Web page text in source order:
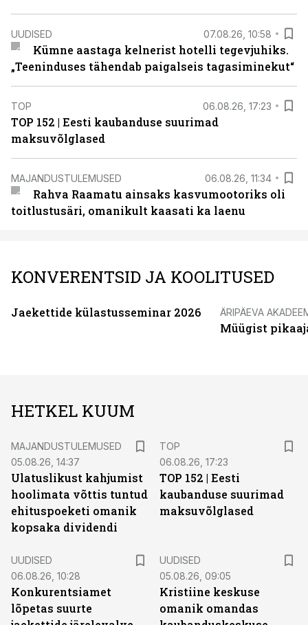
UUDISED 07.08.26, 10:58
Kümne aastaga kelnerist hotelli tegevjuhiks.
„Teeninduses tähendab paigalseis tagasiminekut“
TOP 06.08.26, 17:23
TOP 152 | Eesti kaubanduse suurimad
maksuvõlglased
MAJANDUSTULEMUSED 06.08.26, 11:34
Rahva Raamatu ainsaks kasvumootoriks oli
toitlustusäri, omanikult kaasati ka laenu
KONVERENTSID JA KOOLITUSED
Jaekettide külastusseminar 2026 ÄRIPÄEVA
Müügist
HETKEL KUUM
MAJANDUSTULEMUSED
05.08.26, 14:37
Ulatuslikust kahjumist
hoolimata võttis tuntud
ehituspoeketi omanik
kopsaka dividendi
TOP
06.08.26, 17:23
TOP 152 | Eesti
kaubanduse suurimad
maksuvõlglased
UUDISED
06.08.26, 10:28
Konkurentsiamet
lõpetas suurte
UUDISED
05.08.26, 09:05
Kristiine keskuse
omanik omandas